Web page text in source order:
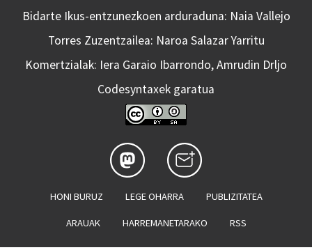
Bidarte Ikus-entzunezkoen arduraduna: Naia Vallejo
Torres Zuzentzailea: Naroa Salazar Yarritu
Komertzialak: Iera Garaio Ibarrondo, Amrudin Drljo
Codesyntaxek garatua
HONI BURUZ LEGE OHARRA PUBLIZITATEA
ARAUAK HARREMANETARAKO RSS